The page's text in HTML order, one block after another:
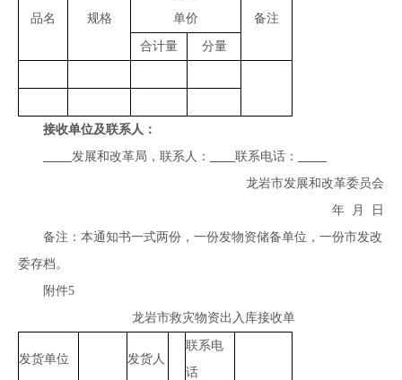
品名 规格
单价
备注
合计量 分量
接收单位及联系人：
发展和改革局，联系人：
联系电话：
龙岩市发展和改革委员会
年 月 日
备注：本通知书一式两份，一份发物资储备单位，一份市发改
委存档。
附件5
龙岩市救灾物资出入库接收单
发货单位 发货人
联系电
话